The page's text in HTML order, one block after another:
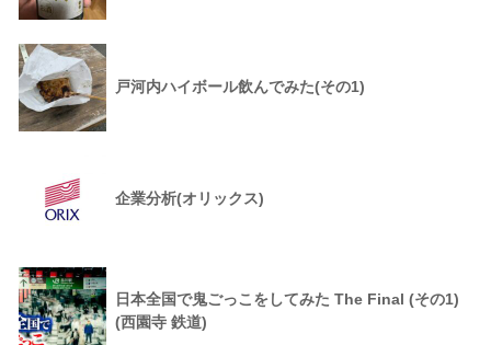
戸河内ハイボール飲んでみた(その1)
企業分析(オリックス)
日本全国で鬼ごっこをしてみた The Final (その1)
(西園寺 鉄道)